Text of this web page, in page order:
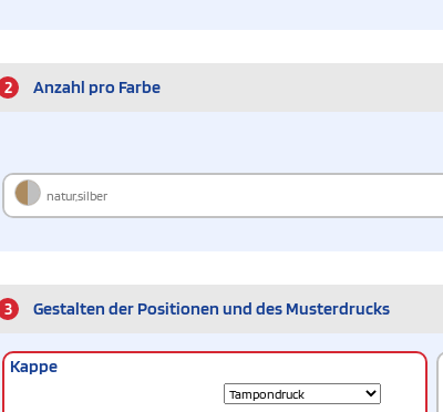
2 Anzahl pro Farbe
natur,silber
3 Gestalten der Positionen und des Musterdrucks
Kappe